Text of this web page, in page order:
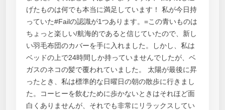
げたものは何でも本当に満足しています！ 私が今日持
っていた#Failの認識が1つあります。=この青いものは
ちょっと楽しい/航海的であると信じていたので、新し
い羽毛布団のカバーを手に入れました。しかし、私は
ベッドの上で24時間しか持っていませんでしたが、ベ
ガスのネコの髪で覆われていました。 太陽が最後に昇
ったとき、私は標準的な日曜日の朝の散歩に行きまし
た。コーヒーを飲むために歩かないときはそれほど面
白くありませんが、それでも非常にリラックスしてい